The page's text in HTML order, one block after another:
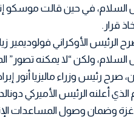
في حين قالت موسكو
قرار.
الرئيس الأوكراني فولوديمير
ولكن “لا يمكنه تصور”
صرح رئيس وزراء ماليزيا أنور
الذي أعلنه الرئيس الأميركي
وضمان وصول المساعدات